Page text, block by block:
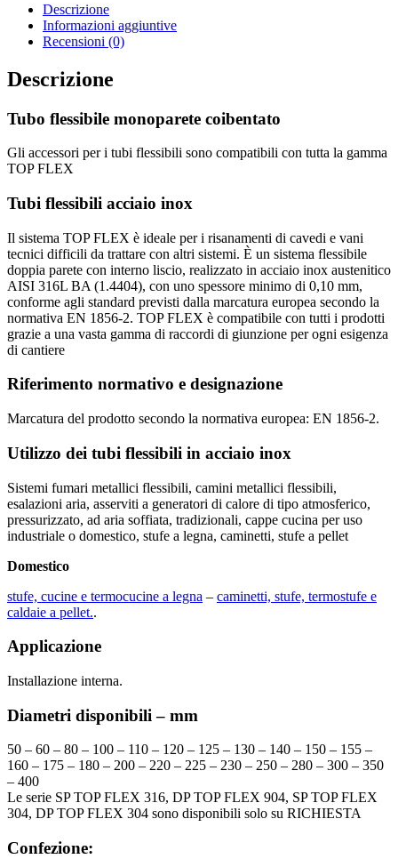
Descrizione
Informazioni aggiuntive
Recensioni (0)
Descrizione
Tubo flessibile monoparete coibentato
Gli accessori per i tubi flessibili sono compatibili con tutta la gamma
TOP FLEX
Tubi flessibili acciaio inox
Il sistema TOP FLEX è ideale per i risanamenti di cavedi e vani
tecnici difficili da trattare con altri sistemi. È un sistema flessibile
doppia parete con interno liscio, realizzato in acciaio inox austenitico
AISI 316L BA (1.4404), con uno spessore minimo di 0,10 mm,
conforme agli standard previsti dalla marcatura europea secondo la
normativa EN 1856-2. TOP FLEX è compatibile con tutti i prodotti
grazie a una vasta gamma di raccordi di giunzione per ogni esigenza
di cantiere
Riferimento normativo e designazione
Marcatura del prodotto secondo la normativa europea: EN 1856-2.
Utilizzo dei tubi flessibili in acciaio inox
Sistemi fumari metallici flessibili, camini metallici flessibili,
esalazioni aria, asserviti a generatori di calore di tipo atmosferico,
pressurizzato, ad aria soffiata, tradizionali, cappe cucina per uso
industriale o domestico, stufe a legna, caminetti, stufe a pellet
Domestico
stufe, cucine e termocucine a legna – caminetti, stufe, termostufe e
caldaie a pellet..
Applicazione
Installazione interna.
Diametri disponibili – mm
50 – 60 – 80 – 100 – 110 – 120 – 125 – 130 – 140 – 150 – 155 –
160 – 175 – 180 – 200 – 220 – 225 – 230 – 250 – 280 – 300 – 350
– 400
Le serie SP TOP FLEX 316, DP TOP FLEX 904, SP TOP FLEX
304, DP TOP FLEX 304 sono disponibili solo su RICHIESTA
Confezione: